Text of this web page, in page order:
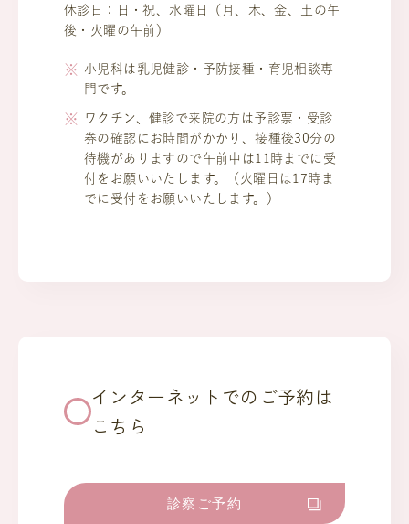
休診日：日・祝、水曜日（月、木、金、土の午
後・火曜の午前）
小児科は乳児健診・予防接種・育児相談専
門です。
ワクチン、健診で来院の方は予診票・受診
券の確認にお時間がかかり、接種後30分の
待機がありますので午前中は11時までに受
付をお願いいたします。（火曜日は17時ま
でに受付をお願いいたします。）
インターネットでのご予約は
こちら
診察ご予約